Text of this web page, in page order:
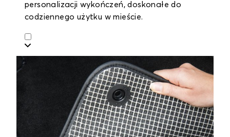
personalizacji wykończeń, doskonałe do
codziennego użytku w mieście.